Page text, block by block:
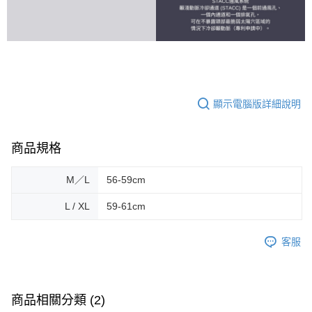
顯示電腦版詳細說明
商品規格
M／L 56-59cm
L / XL 59-61cm
客服
商品相關分類 (2)